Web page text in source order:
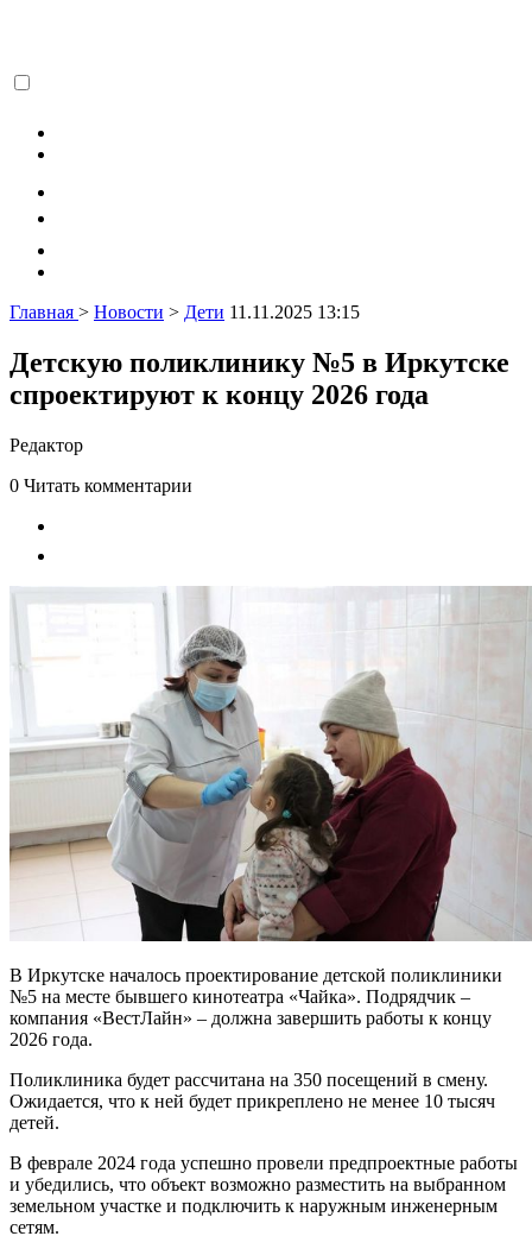
Главная > Новости > Дети 11.11.2025 13:15
Детскую поликлинику №5 в Иркутске
спроектируют к концу 2026 года
Редактор
0 Читать комментарии
В Иркутске началось проектирование детской поликлиники
№5 на месте бывшего кинотеатра «Чайка». Подрядчик –
компания «ВестЛайн» – должна завершить работы к концу
2026 года.
Поликлиника будет рассчитана на 350 посещений в смену.
Ожидается, что к ней будет прикреплено не менее 10 тысяч
детей.
В феврале 2024 года успешно провели предпроектные работы
и убедились, что объект возможно разместить на выбранном
земельном участке и подключить к наружным инженерным
сетям.